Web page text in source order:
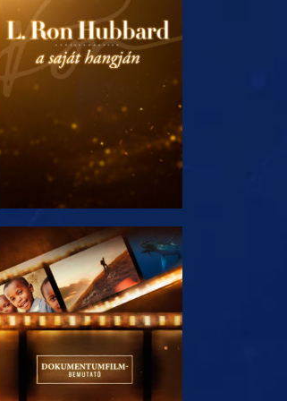
A SOROZAT RÉSZEI